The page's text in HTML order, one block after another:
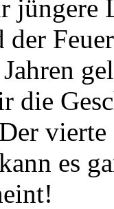
der
die
es